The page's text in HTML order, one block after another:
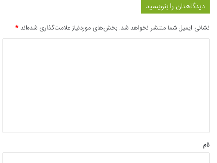
دیدگاهتان را بنویسید
نشانی ایمیل شما منتشر نخواهد شد. بخش‌های موردنیاز علامت‌گذاری شده‌اند*
*
نام